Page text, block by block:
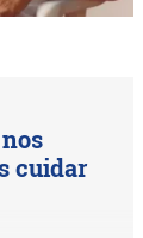
cuidar